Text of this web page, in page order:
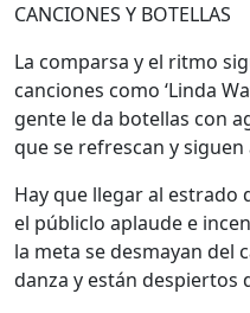
CANCIONES Y BOTELLAS
La comparsa y el ritmo
canciones como ‘Linda
gente le da botellas con
que se refrescan y
Hay que llegar al estrado
el públiclo aplaude e
la meta se desmayan del
danza y están despiertos